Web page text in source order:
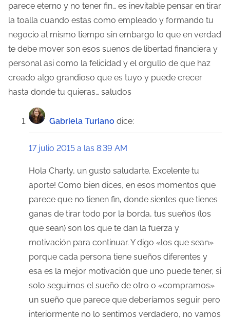
parece eterno y no tener fin… es inevitable pensar en tirar
la toalla cuando estas como empleado y formando tu
negocio al mismo tiempo sin embargo lo que en verdad
te debe mover son esos suenos de libertad financiera y
personal asi como la felicidad y el orgullo de que haz
creado algo grandioso que es tuyo y puede crecer
hasta donde tu quieras… saludos
Gabriela Turiano dice:
17 julio 2015 a las 8:39 AM
Hola Charly, un gusto saludarte. Excelente tu
aporte! Como bien dices, en esos momentos que
parece que no tienen fin, donde sientes que tienes
ganas de tirar todo por la borda, tus sueños (los
que sean) son los que te dan la fuerza y
motivación para continuar. Y digo «los que sean»
porque cada persona tiene sueños diferentes y
esa es la mejor motivación que uno puede tener, si
solo seguimos el sueño de otro o «compramos»
un sueño que parece que deberíamos seguir pero
interiormente no lo sentimos verdadero, no vamos